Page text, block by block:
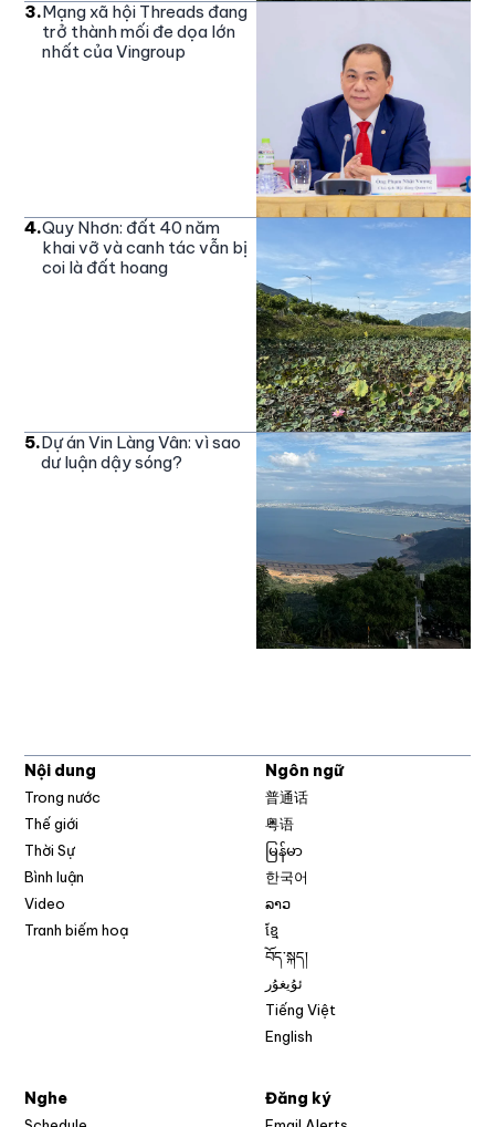
3.Mạng xã hội Threads đang
trở thành mối đe dọa lớn
nhất của Vingroup
4.Quy Nhơn: đất 40 năm
khai vỡ và canh tác vẫn bị
coi là đất hoang
5.Dự án Vin Làng Vân: vì sao
dư luận dậy sóng?
Nội dung
Trong nước
Thế giới
Thời Sự
Bình luận
Video
Tranh biếm hoạ
Ngôn ngữ
普通话
粤语
မြန်မာ
한국어
ລາວ
ខ្មែ
བོད་སྐད།
ئۇيغۇر
Tiếng Việt
English
Nghe Đăng ký